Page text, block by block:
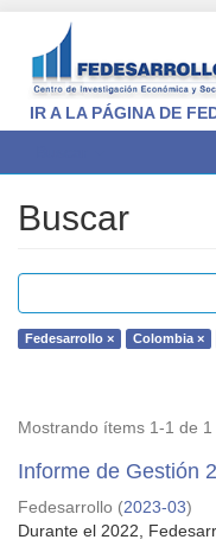
IR A LA PÁGINA DE
Buscar
Fedesarrollo × Colombia ×
Mostrando ítems 1-1 de 1
Informe de Gestión
Fedesarrollo (2023-03)
Durante el 2022,